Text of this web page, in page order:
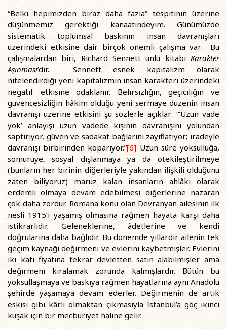
“Belki hepimizden biraz daha fazla” tespitinin üzerine
düşünmemiz gerektiği kanaatindeyim. Günümüzde
sistematik toplumsal baskının insan davranışları
üzerindeki etkisine dair birçok önemli çalışma var. Bu
çalışmalardan biri, Richard Sennett ünlü kitabı Karakter
Aşınması’dır. Sennett esnek kapitalizm olarak
nitelendirdiği yeni kapitalizmin insan karakteri üzerindeki
negatif etkisine odaklanır. Belirsizliğin, geçiciliğin ve
güvencesizliğin hâkim olduğu yeni sermaye düzenin insan
davranışı üzerine etkisini şu sözlerle açıklar: “‘Uzun vade
yok’ anlayışı uzun vadede kişinin davranışını yolundan
saptırıyor, güven ve sadakat bağlarını zayıflatıyor; iradeyle
davranışı birbirinden koparıyor.”[6] Uzun süre yoksulluğa,
sömürüye, sosyal dışlanmaya ya da ötekileştirilmeye
(bunların her birinin diğerleriyle yakından ilişkili olduğunu
zaten biliyoruz) maruz kalan insanların ahlâki olarak
erdemli olmaya devam edebilmesi diğerlerine nazaran
çok daha zordur. Romana konu olan Devranyan ailesinin ilk
nesli 1915’i yaşamış olmasına rağmen hayata karşı daha
istikrarlıdır. Geleneklerine, âdetlerine ve kendi
doğrularına daha bağlıdır. Bu dönemde yıllardır ailenin tek
geçim kaynağı değirmeni ve evlerini kaybetmişler. Evlerini
iki katı fiyatına tekrar devletten satın alabilmişler ama
değirmeni kiralamak zorunda kalmışlardır. Bütün bu
yoksullaşmaya ve baskıya rağmen hayatlarına aynı Anadolu
şehirde yaşamaya devam ederler. Değirmenin de artık
eskisi gibi kârlı olmaktan çıkmasıyla İstanbul’a göç ikinci
kuşak için bir mecburiyet haline gelir.